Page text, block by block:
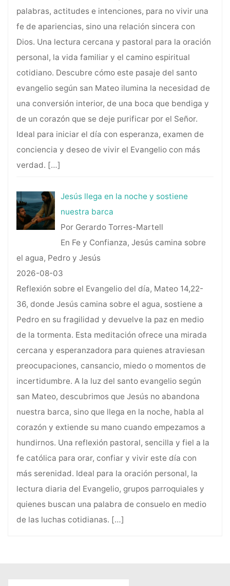
palabras, actitudes e intenciones, para no vivir una
fe de apariencias, sino una relación sincera con
Dios. Una lectura cercana y pastoral para la oración
personal, la vida familiar y el camino espiritual
cotidiano. Descubre cómo este pasaje del santo
evangelio según san Mateo ilumina la necesidad de
una conversión interior, de una boca que bendiga y
de un corazón que se deje purificar por el Señor.
Ideal para iniciar el día con esperanza, examen de
conciencia y deseo de vivir el Evangelio con más
verdad. […]
Jesús llega en la noche y sostiene
nuestra barca
Por Gerardo Torres-Martell
En Fe y Confianza, Jesús camina sobre
el agua, Pedro y Jesús
2026-08-03
Reflexión sobre el Evangelio del día, Mateo 14,22-
36, donde Jesús camina sobre el agua, sostiene a
Pedro en su fragilidad y devuelve la paz en medio
de la tormenta. Esta meditación ofrece una mirada
cercana y esperanzadora para quienes atraviesan
preocupaciones, cansancio, miedo o momentos de
incertidumbre. A la luz del santo evangelio según
san Mateo, descubrimos que Jesús no abandona
nuestra barca, sino que llega en la noche, habla al
corazón y extiende su mano cuando empezamos a
hundirnos. Una reflexión pastoral, sencilla y fiel a la
fe católica para orar, confiar y vivir este día con
más serenidad. Ideal para la oración personal, la
lectura diaria del Evangelio, grupos parroquiales y
quienes buscan una palabra de consuelo en medio
de las luchas cotidianas. […]